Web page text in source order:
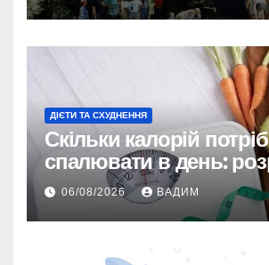
ДІЄТИ ТА СХУДНЕННЯ
Скільки калорій
спалювати в день:
TDEE і безпечні норми
06/08/2026 ВАДИМ